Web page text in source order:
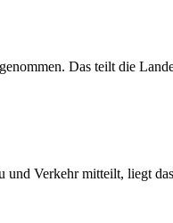
Das teilt die
Verkehr mitteilt, liegt